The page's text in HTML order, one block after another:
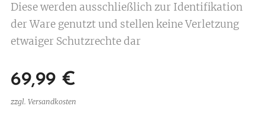
Diese werden ausschließlich zur Identifikation
der Ware genutzt und stellen keine Verletzung
etwaiger Schutzrechte dar
69,99 €
zzgl. Versandkosten